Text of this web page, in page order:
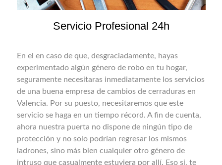
Servicio Profesional 24h
En el en caso de que, desgraciadamente, hayas
experimentado algún género de robo en tu hogar,
seguramente necesitaras inmediatamente los servicios
de una buena empresa de cambios de cerraduras en
Valencia. Por su puesto, necesitaremos que este
servicio se haga en un tiempo récord. A fin de cuenta,
ahora nuestra puerta no dispone de ningún tipo de
protección y no solo podrían regresar los mismos
ladrones, sino más bien cualquier otro género de
intruso que casualmente estuviera por allí. Eso si, te